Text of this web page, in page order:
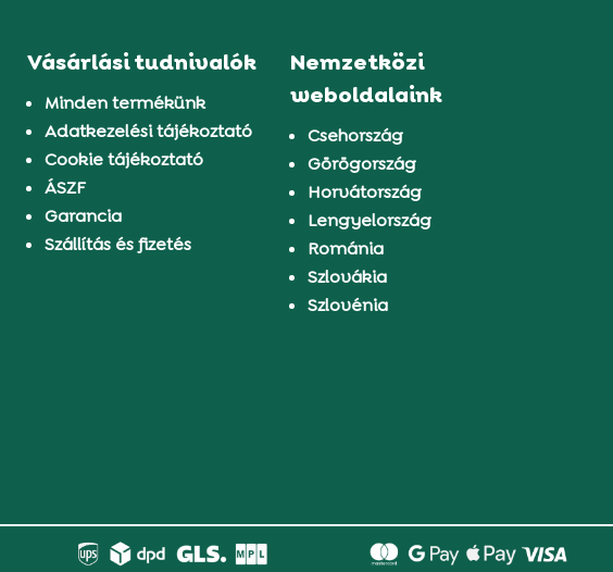
Vásárlási tudnivalók
Minden termékünk
Adatkezelési tájékoztató
Cookie tájékoztató
ÁSZF
Garancia
Szállítás és fizetés
Nemzetközi
weboldalaink
Csehország
Görögország
Horvátország
Lengyelország
Románia
Szlovákia
Szlovénia